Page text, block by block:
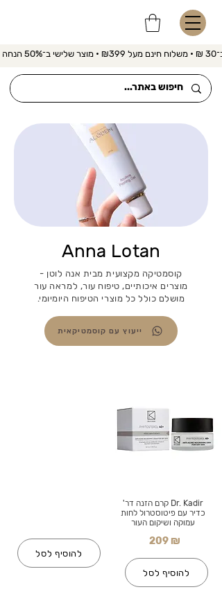
הנחה
Anna Lotan
קוסמטיקה מקצועית מבית אנה לוטן -
מוצרים איכותיים, טיפוח עור, למראה עור
מושלם כולל כל מוצרי הטיפוח היומיומי.
ייעוץ עם קוסמטיקאית
להוסיף לסל
Dr. Kadir קרם הזנה דר'
כדיר עם פיטוסטרול לחות
עמוקה ושיקום העור
209 ₪
להוסיף לסל